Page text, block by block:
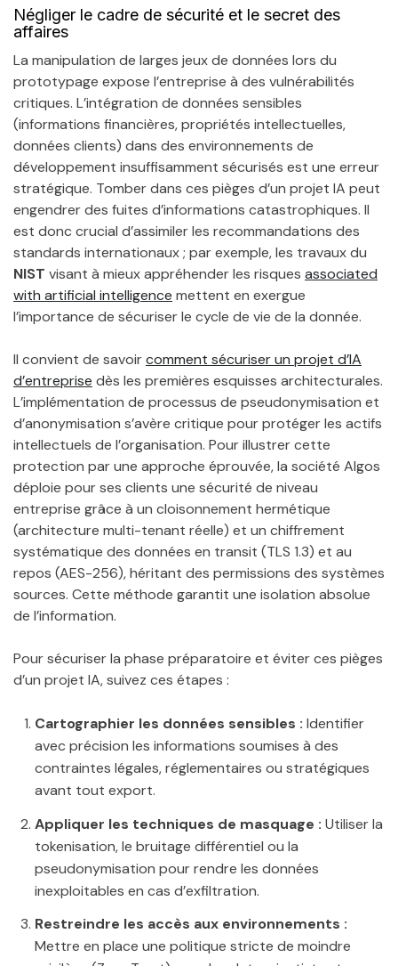
Négliger le cadre de sécurité et le secret des
affaires
La manipulation de larges jeux de données lors du
prototypage expose l’entreprise à des vulnérabilités
critiques. L’intégration de données sensibles
(informations financières, propriétés intellectuelles,
données clients) dans des environnements de
développement insuffisamment sécurisés est une erreur
stratégique. Tomber dans ces pièges d’un projet IA peut
engendrer des fuites d’informations catastrophiques. Il
est donc crucial d’assimiler les recommandations des
standards internationaux ; par exemple, les travaux du
NIST visant à mieux appréhender les risques associated
with artificial intelligence mettent en exergue
l’importance de sécuriser le cycle de vie de la donnée.
Il convient de savoircomment sécuriser un projet d’IA
d’entreprise dès les premières esquisses architecturales.
L’implémentation de processus de pseudonymisation et
d’anonymisation s’avère critique pour protéger les actifs
intellectuels de l’organisation. Pour illustrer cette
protection par une approche éprouvée, la société Algos
déploie pour ses clients une sécurité de niveau
entreprise grâce à un cloisonnement hermétique
(architecture multi-tenant réelle) et un chiffrement
systématique des données en transit (TLS 1.3) et au
repos (AES-256), héritant des permissions des systèmes
sources. Cette méthode garantit une isolation absolue
de l’information.
Pour sécuriser la phase préparatoire et éviter ces pièges
d’un projet IA, suivez ces étapes :
Cartographier les données sensibles : Identifier
avec précision les informations soumises à des
contraintes légales, réglementaires ou stratégiques
avant tout export.
Appliquer les techniques de masquage : Utiliser la
tokenisation, le bruitage différentiel ou la
pseudonymisation pour rendre les données
inexploitables en cas d’exfiltration.
Restreindre les accès aux environnements :
Mettre en place une politique stricte de moindre